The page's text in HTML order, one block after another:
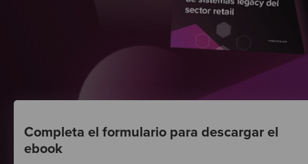
Completa el formulario para descargar el
ebook